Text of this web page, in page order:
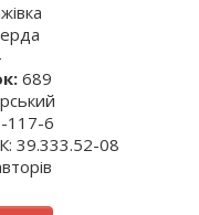
689
117-6
39.333.52-08